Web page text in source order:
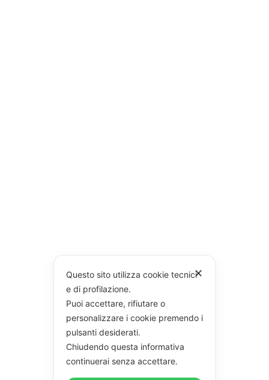
✕
Questo sito utilizza cookie tecnici
e di profilazione.
Puoi accettare, rifiutare o
personalizzare i cookie premendo i
pulsanti desiderati.
Chiudendo questa informativa
continuerai senza accettare.